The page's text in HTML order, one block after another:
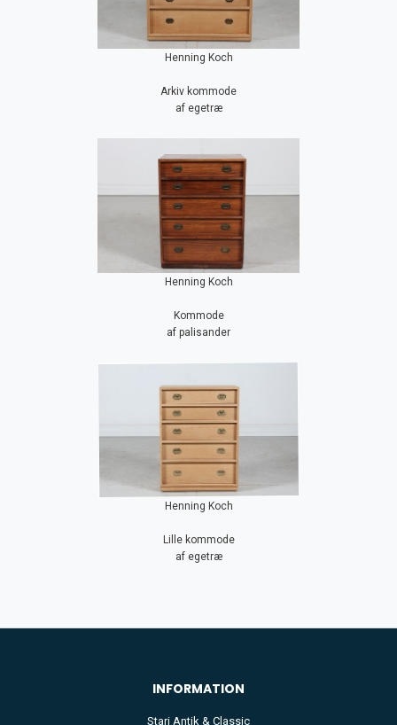
Henning Koch
Arkiv kommode
af egetræ
Henning Koch
Kommode
af palisander
Henning Koch
Lille kommode
af egetræ
INFORMATION
Stari Antik & Classic